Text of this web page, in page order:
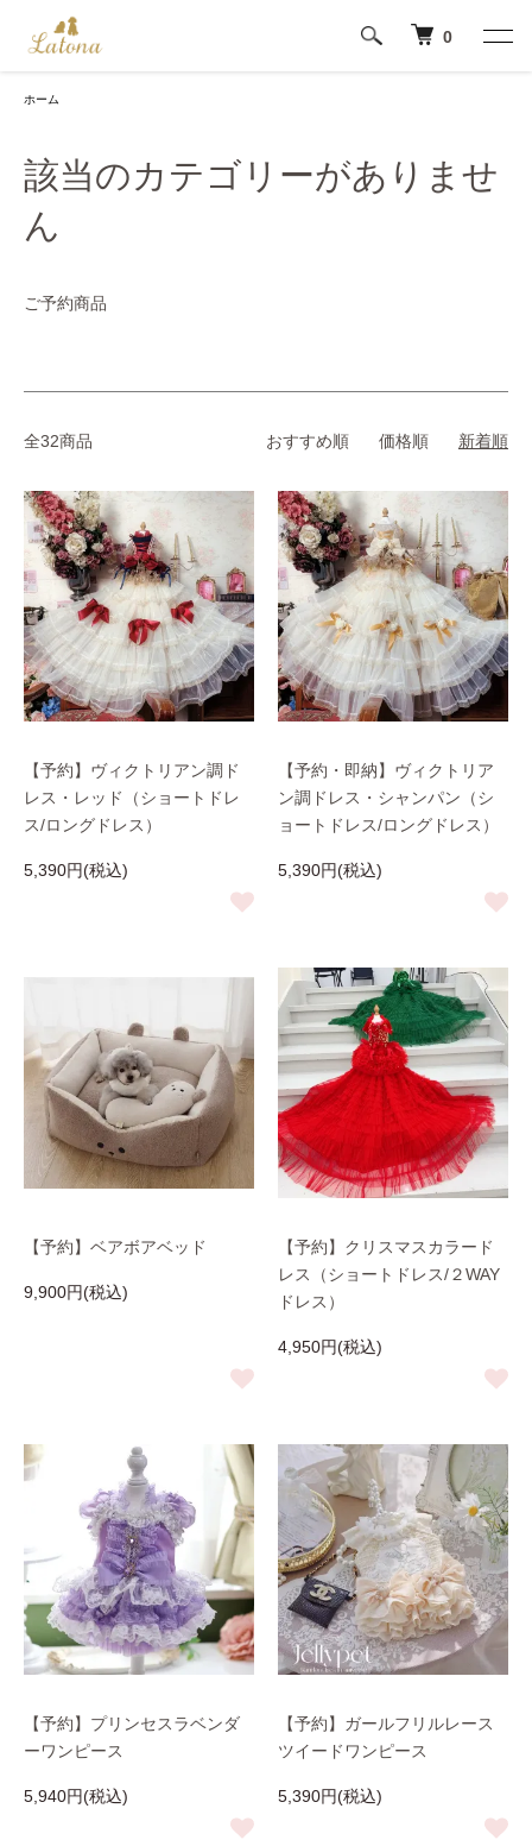
0
ホーム
該当のカテゴリーがありませ
ん
ご予約商品
全32商品 おすすめ順 価格順 新着順
【予約】ヴィクトリアン調ド
レス・レッド（ショートドレ
ス/ロングドレス）
5,390円(税込)
【予約・即納】ヴィクトリア
ン調ドレス・シャンパン（シ
ョートドレス/ロングドレス）
5,390円(税込)
【予約】ベアボアベッド
9,900円(税込)
【予約】クリスマスカラード
レス（ショートドレス/２WAY
ドレス）
4,950円(税込)
【予約】プリンセスラベンダ
ーワンピース
5,940円(税込)
【予約】ガールフリルレース
ツイードワンピース
5,390円(税込)